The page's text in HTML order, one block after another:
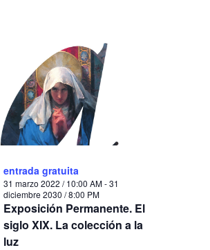
Exposición Permanente. El
siglo XIX. La colección a la
luz
31 marzo 2022 / 10:00 AM-31
diciembre 2030 / 8:00 PM
entrada gratuita